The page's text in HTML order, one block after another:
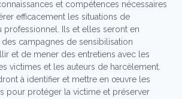
et compétences nécessaires
efficacement les situations de
Ils et elles seront en
des campagnes de sensibilisation
et de mener des entretiens avec les
victimes et les auteurs de harcèlement.
à identifier et mettre en œuvre les
pour protéger la victime et préserver